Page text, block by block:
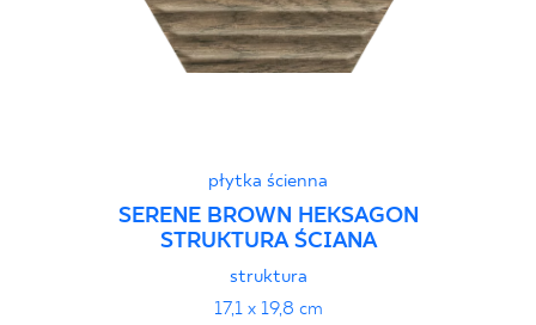
płytka ścienna
SERENE BROWN HEKSAGON
STRUKTURA ŚCIANA
struktura
17,1 x 19,8 cm